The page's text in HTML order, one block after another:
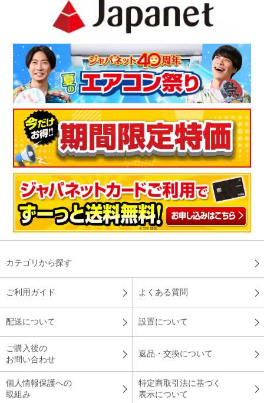
カテゴリから探す
ご利用ガイド よくある質問
配送について 設置について
ご購入後の
お問い合わせ
返品・交換について
個人情報保護への
取組み
特定商取引法に基づく
表示について